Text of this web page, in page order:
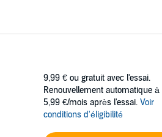
9,99 € ou gratuit avec l'essai.
Renouvellement automatique à
5,99 €/mois après l'essai. Voir
conditions d'éligibilité